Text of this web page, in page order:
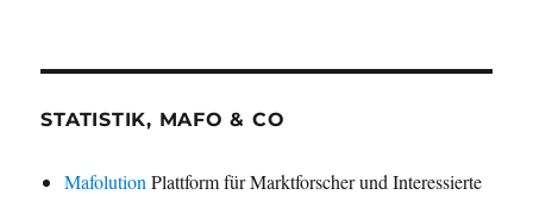
STATISTIK, MAFO & CO
MafolutionPlattform für Marktforscher und Interessierte